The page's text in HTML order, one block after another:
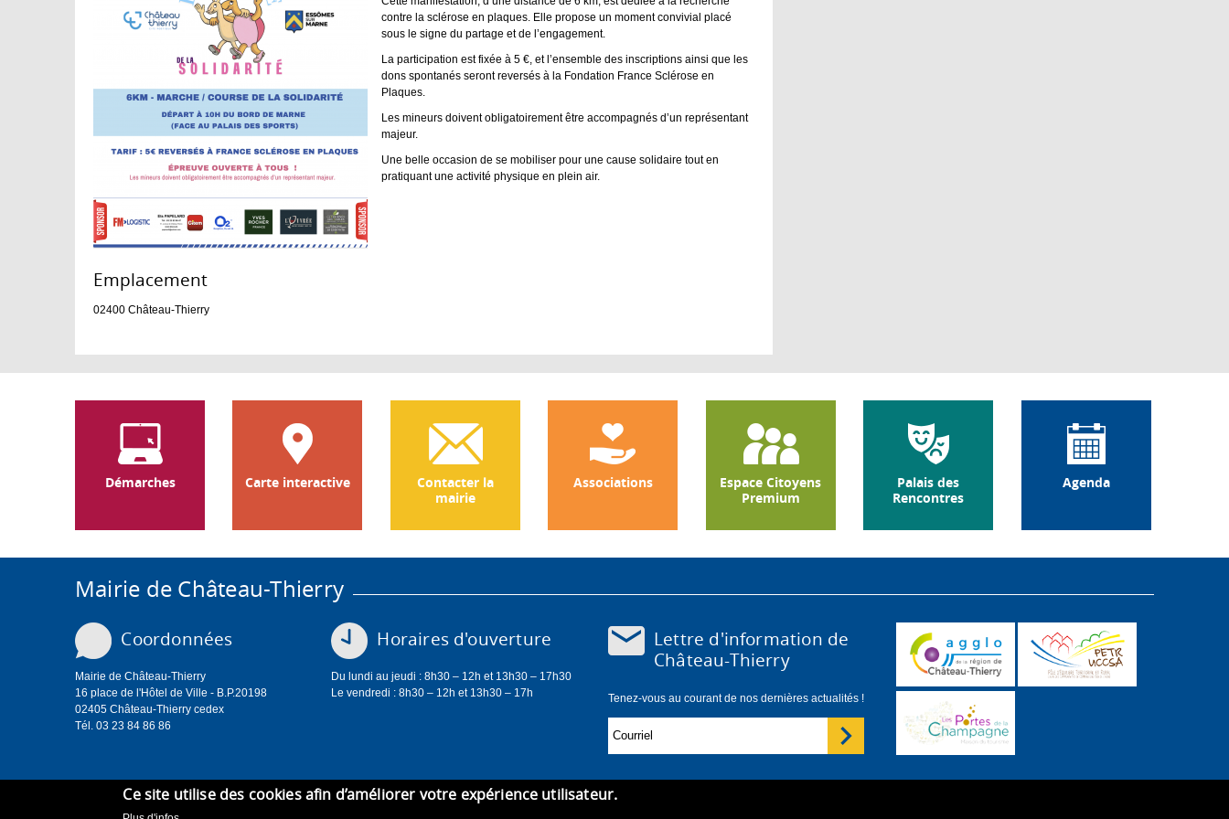
contre la sclérose en plaques. Elle propose un moment convivial placé
sous le signe du partage et de l’engagement.
La participation est fixée à 5 €, et l’ensemble des inscriptions ainsi que les
dons spontanés seront reversés à la Fondation France Sclérose en
Plaques.
Les mineurs doivent obligatoirement être accompagnés d’un représentant
majeur.
Une belle occasion de se mobiliser pour une cause solidaire tout en
pratiquant une activité physique en plein air.
Emplacement :
02400 Château-Thierry
Démarches Carte interactive
Contacter la
mairie
Associations
Espace Citoyens
Premium
Palais des
Rencontres
Agenda
Mairie de Château-Thierry
Coordonnées
Mairie de Château-Thierry
16 place de l'Hôtel de Ville - B.P.20198
02405 Château-Thierry cedex
Tél. 03 23 84 86 86
Horaires d'ouverture
Du lundi au jeudi : 8h30 – 12h et 13h30 – 17h30
Le vendredi : 8h30 – 12h et 13h30 – 17h
Lettre d'information de
Château-Thierry
Tenez-vous au courant de nos dernières actualités !
Ce site utilise des cookies afin d’améliorer votre expérience utilisateur.